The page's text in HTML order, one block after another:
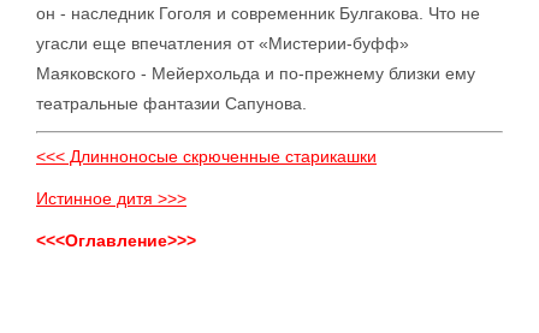
он - наследник Гоголя и современник Булгакова. Что не
угасли еще впечатления от «Мистерии-буфф»
Маяковского - Мейерхольда и по-прежнему близки ему
театральные фантазии Сапунова.
<<< Длинноносые скрюченные старикашки
Истинное дитя >>>
<<<Оглавление>>>